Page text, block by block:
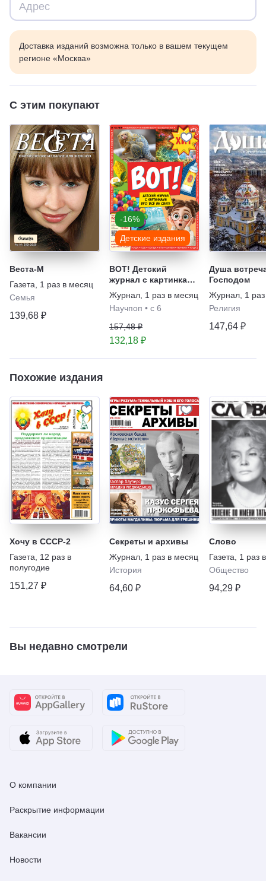
Доставка изданий возможна только в вашем текущем
регионе «Москва»
С этим покупают
Веста-М
Газета
1 раз в месяц
Семья
139,68 ₽
-16%
Детские издания
ВОТ! Детский
журнал с картинками
про все на свете
Журнал 1 раз в месяц
Научпоп • с 6
157,48 ₽
132,18 ₽
Душа
Господом
Журнал 1
Религия
147,64 ₽
Похожие издания
Хочу в СССР-2
Газета
12 раз в
полугодие
151,27 ₽
Секреты и архивы
Журнал 1 раз в месяц
История
64,60 ₽
Слово
Газета
1 раз
Общество
94,29 ₽
Вы недавно смотрели
О компании
Раскрытие информации
Вакансии
Новости